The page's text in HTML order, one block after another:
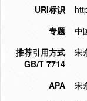
URI标识
专题
中
推荐引用方式
GB/T 7714
宋
APA
宋